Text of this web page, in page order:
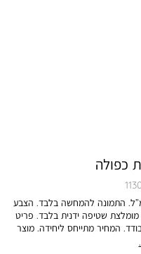
כפולה
שתיה חמה/קרה מזכוכית כפולה 300 מ”ל. התמונה להמחשה בלבד. הצבע
מומלצת שטיפה ידנית בלבד. פריט
המחיר מתייחס ליחידה. מוצר
מלא ושלם - על כל פריטיו.